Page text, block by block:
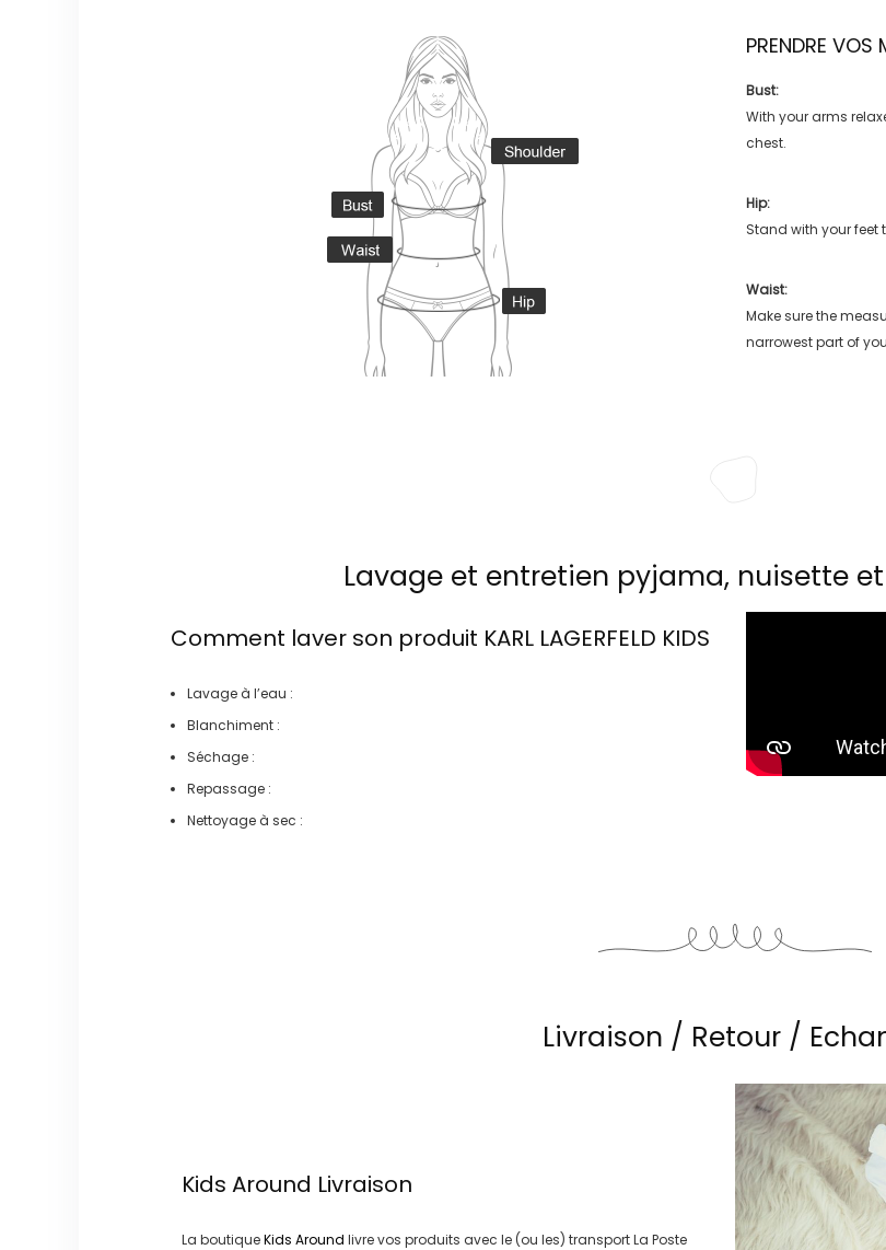
PRENDRE VOS
Bust:
With your arms
chest.
Hip:
Stand with your feet
Waist:
Make sure the
narrowest part of
Lavage et entretien pyjama, nuisette
Comment laver son produit KARL LAGERFELD KIDS
Lavage à l’eau :
Blanchiment :
Séchage :
Repassage :
Nettoyage à sec :
Livraison / Retour /
Kids Around Livraison
La boutiqueKids Around livre vos produits avec le (ou les) transportLa Poste